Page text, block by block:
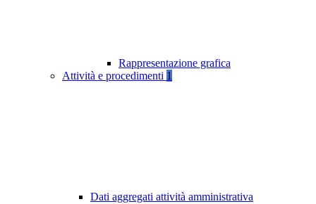
Rappresentazione grafica
Attività e procedimenti 1
Dati aggregati attività amministrativa